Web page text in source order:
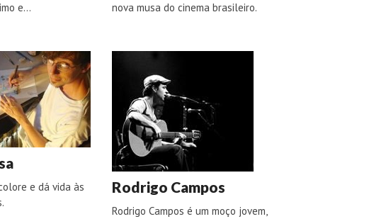
e…
nova musa do cinema brasileiro.
e dá vida às
Rodrigo Campos
Rodrigo Campos é um moço jovem,